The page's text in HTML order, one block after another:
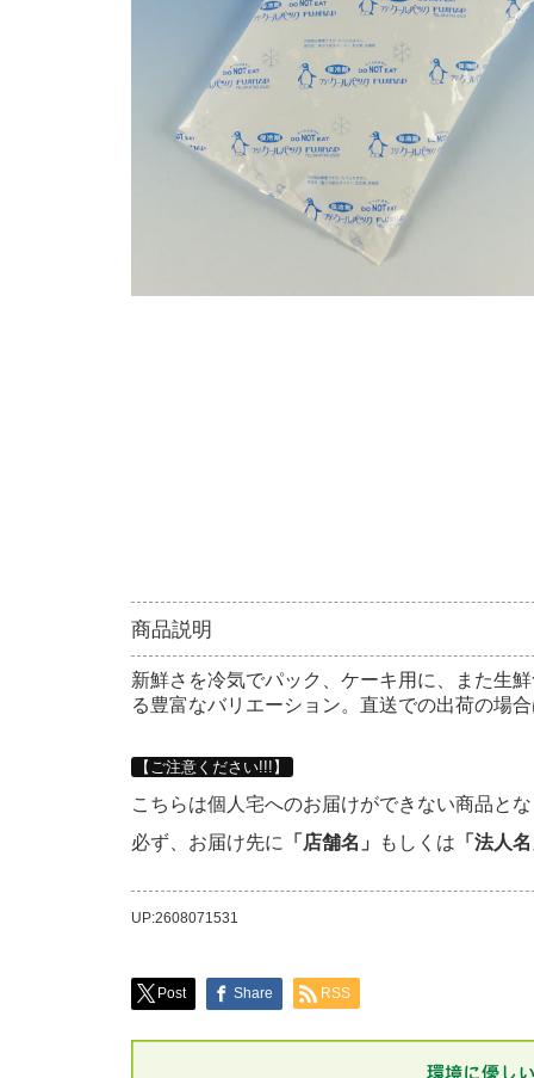
商品説明
新鮮さを冷気でパック、ケーキ用に、また生
る豊富なバリエーション。直送での出荷の場
【ご注意ください!!!】
こちらは個人宅へのお届けができない商品と
必ず、お届け先に 「店舗名」 もしくは 「法人
UP:2608071531
Post Share RSS